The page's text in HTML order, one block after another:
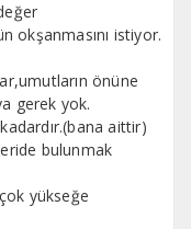
okşanmasını istiyor.
önüne
gerek yok.
aittir)
bulunmak
yükseğe